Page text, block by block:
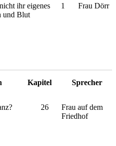
ihr eigenes
und Blut
1 Frau Dörr
Kapitel Sprecher
26
Frau auf dem
Friedhof